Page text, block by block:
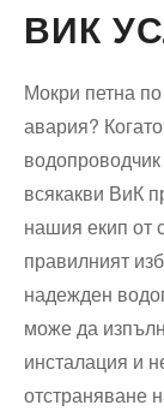
ВИК
Мокри петна
авария?
всякакви ВиК
нашия екип от
правилният
надежден
може да
инсталация и
отстраняване